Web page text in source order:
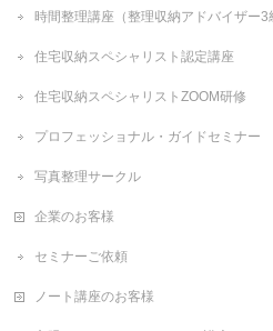
時間整理講座（整理収納アドバイザー3
住宅収納スペシャリスト認定講座
住宅収納スペシャリストZOOM研修
プロフェッショナル・ガイドセミナー
写真整理サークル
企業のお客様
セミナーご依頼
ノート講座のお客様